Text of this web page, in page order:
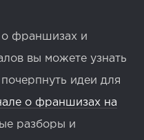
о франшизах и
вы можете узнать
идеи для
о франшизах на
разборы и